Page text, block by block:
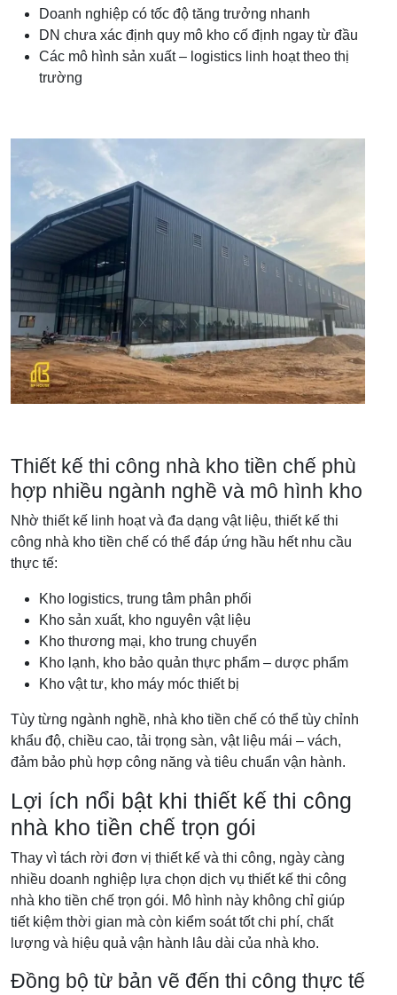
Doanh nghiệp có tốc độ tăng trưởng nhanh
DN chưa xác định quy mô kho cố định ngay từ đầu
Các mô hình sản xuất – logistics linh hoạt theo thị
trường
Thiết kế thi công nhà kho tiền chế phù
hợp nhiều ngành nghề và mô hình kho
Nhờ thiết kế linh hoạt và đa dạng vật liệu, thiết kế thi
công nhà kho tiền chế có thể đáp ứng hầu hết nhu cầu
thực tế:
Kho logistics, trung tâm phân phối
Kho sản xuất, kho nguyên vật liệu
Kho thương mại, kho trung chuyển
Kho lạnh, kho bảo quản thực phẩm – dược phẩm
Kho vật tư, kho máy móc thiết bị
Tùy từng ngành nghề, nhà kho tiền chế có thể tùy chỉnh
khẩu độ, chiều cao, tải trọng sàn, vật liệu mái – vách,
đảm bảo phù hợp công năng và tiêu chuẩn vận hành.
Lợi ích nổi bật khi thiết kế thi công
nhà kho tiền chế trọn gói
Thay vì tách rời đơn vị thiết kế và thi công, ngày càng
nhiều doanh nghiệp lựa chọn dịch vụ thiết kế thi công
nhà kho tiền chế trọn gói. Mô hình này không chỉ giúp
tiết kiệm thời gian mà còn kiểm soát tốt chi phí, chất
lượng và hiệu quả vận hành lâu dài của nhà kho.
Đồng bộ từ bản vẽ đến thi công thực tế